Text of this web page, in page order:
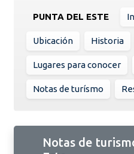
PUNTA DEL ESTE
Ubicación Historia
Lugares para conocer
Notas de turísmo
Notas de